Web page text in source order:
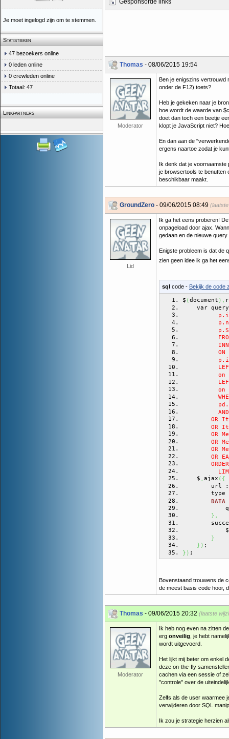
Je moet ingelogd zijn om te stemmen.
Statistieken
47 bezoekers online
0 leden online
0 crewleden online
Totaal: 47
Linkpartners
Gesponsorde links
Thomas - 08/06/2015 19:54
Moderator
Ben je enigszins vertrouwd
onder de F12) toets?
Heb je gekeken naar je
hoe wordt de waarde van
doet dan toch een beetje
klopt je JavaScript niet?
En dan aan de
ergens naartoe zodat je
Ik denk dat je voornaamste
je browsertools te benutten
beschikbaar maakt.
GroundZero - 09/06/2015 08:49
Lid
Ik ga het eens proberen!
onpageload door ajax.
gedaan en de nieuwe
Enigste probleem is dat de
zien geen idee ik ga het
sql code - Bekijk de code
$ (document ) .
var
          ON
on
on
OR
OR
OR
OR
OR
OR
    $
. ajax ( {
url
DATA
} ,
            $
}
} ) ;
} ) ;
Bovenstaand trouwens de
de meest basis code hoor,
Thomas - 09/06/2015 20:32 (laatste
Moderator
Ik heb nog even na zitten
erg onveilig , je hebt
wordt uitgevoerd.
Het lijkt mij beter om enkel
deze on-the-fly
cachen via een sessie of
"controle" over de
Zelfs als de user waarmee
verwijderen door SQL
Ik zou je strategie herzien